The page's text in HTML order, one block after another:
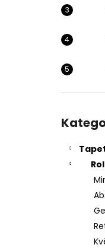
kategorie